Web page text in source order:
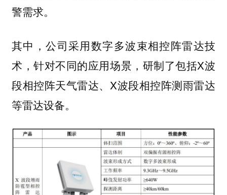
警需求。
其中，公司采用数字多波束相控阵雷达技
术，针对不同的应用场景，研制了包括X波
段相控阵天气雷达、X波段相控阵测雨雷达
等雷达设备。